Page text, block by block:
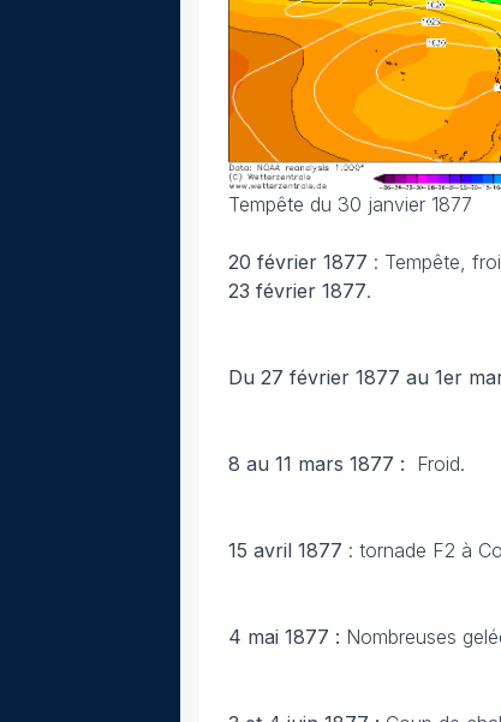
Tempête du 30 janvier 1877
20 février 1877 : Tempête,
23 février 1877.
Du 27 février 1877 au 1er
8 au 11 mars 1877 : Froid.
15 avril 1877 : tornade F2 à
4 mai 1877 : Nombreuses